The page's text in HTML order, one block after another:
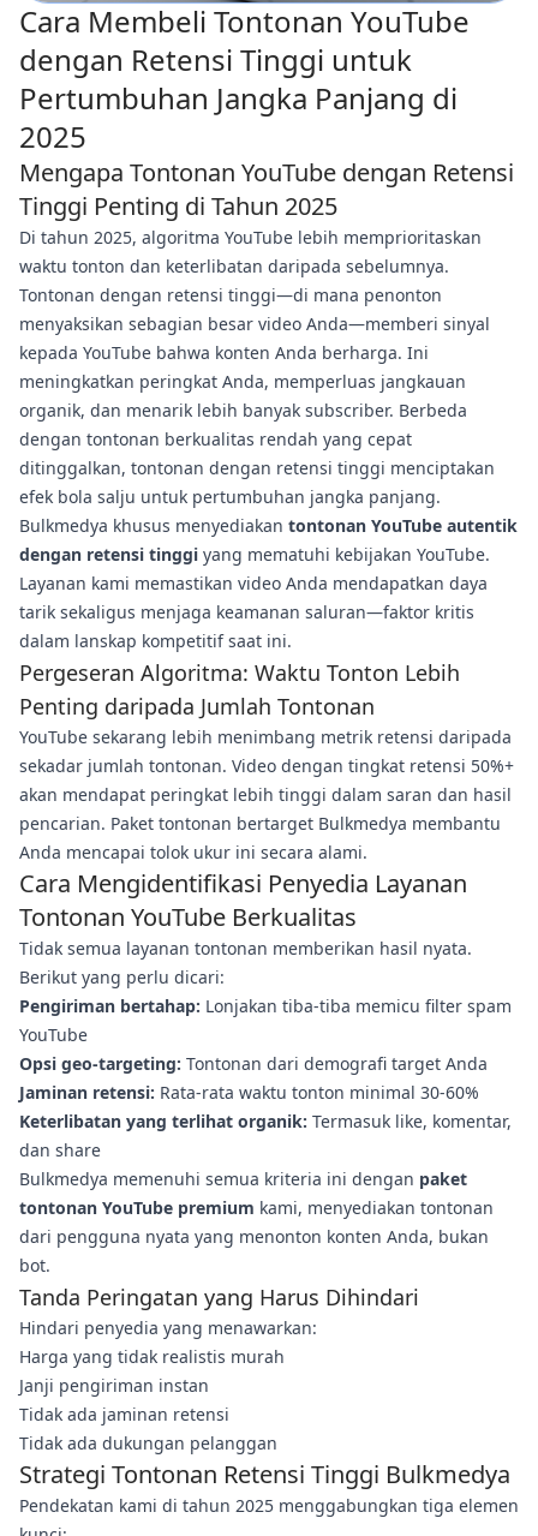
Cara Membeli Tontonan YouTube
dengan Retensi Tinggi untuk
Pertumbuhan Jangka Panjang di
2025
Mengapa Tontonan YouTube dengan Retensi
Tinggi Penting di Tahun 2025
Di tahun 2025, algoritma YouTube lebih memprioritaskan
waktu tonton dan keterlibatan daripada sebelumnya.
Tontonan dengan retensi tinggi—di mana penonton
menyaksikan sebagian besar video Anda—memberi sinyal
kepada YouTube bahwa konten Anda berharga. Ini
meningkatkan peringkat Anda, memperluas jangkauan
organik, dan menarik lebih banyak subscriber. Berbeda
dengan tontonan berkualitas rendah yang cepat
ditinggalkan, tontonan dengan retensi tinggi menciptakan
efek bola salju untuk pertumbuhan jangka panjang.
Bulkmedya khusus menyediakan tontonan YouTube autentik
dengan retensi tinggi yang mematuhi kebijakan YouTube.
Layanan kami memastikan video Anda mendapatkan daya
tarik sekaligus menjaga keamanan saluran—faktor kritis
dalam lanskap kompetitif saat ini.
Pergeseran Algoritma: Waktu Tonton Lebih
Penting daripada Jumlah Tontonan
YouTube sekarang lebih menimbang metrik retensi daripada
sekadar jumlah tontonan. Video dengan tingkat retensi 50%+
akan mendapat peringkat lebih tinggi dalam saran dan hasil
pencarian. Paket tontonan bertarget Bulkmedya membantu
Anda mencapai tolok ukur ini secara alami.
Cara Mengidentifikasi Penyedia Layanan
Tontonan YouTube Berkualitas
Tidak semua layanan tontonan memberikan hasil nyata.
Berikut yang perlu dicari:
Pengiriman bertahap: Lonjakan tiba-tiba memicu filter spam
YouTube
Opsi geo-targeting: Tontonan dari demografi target Anda
Jaminan retensi: Rata-rata waktu tonton minimal 30-60%
Keterlibatan yang terlihat organik: Termasuk like, komentar,
dan share
Bulkmedya memenuhi semua kriteria ini dengan paket
tontonan YouTube premium kami, menyediakan tontonan
dari pengguna nyata yang menonton konten Anda, bukan
bot.
Tanda Peringatan yang Harus Dihindari
Hindari penyedia yang menawarkan:
Harga yang tidak realistis murah
Janji pengiriman instan
Tidak ada jaminan retensi
Tidak ada dukungan pelanggan
Strategi Tontonan Retensi Tinggi Bulkmedya
Pendekatan kami di tahun 2025 menggabungkan tiga elemen